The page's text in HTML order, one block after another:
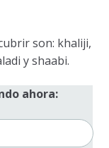
son: khaliji,
y shaabi.
ahora: